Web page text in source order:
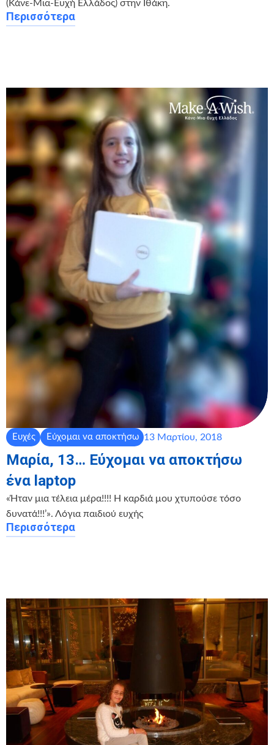
(Κάνε-Μια-Ευχή Ελλάδος) στην Ιθάκη.
Περισσότερα
Ευχές Εύχομαι να αποκτήσω 13 Μαρτίου, 2018
Μαρία, 13… Εύχομαι να αποκτήσω
ένα laptop
«Ήταν μια τέλεια μέρα!!!! Η καρδιά μου χτυπούσε τόσο
δυνατά!!!’». Λόγια παιδιού ευχής
Περισσότερα